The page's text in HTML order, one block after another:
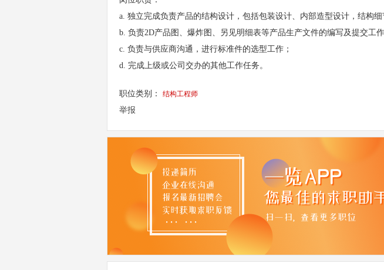
a. 独立完成负责产品的结构设计，包括包装设计、内部造型设计，结构细
b. 负责2D产品图、爆炸图、另见明细表等产品生产文件的编写及提交工作
c. 负责与供应商沟通，进行标准件的选型工作；
d. 完成上级或公司交办的其他工作任务。
职位类别： 结构工程师
举报